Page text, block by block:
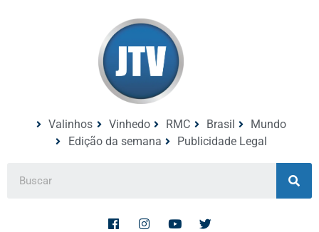
Valinhos Vinhedo RMC Brasil
Mundo
Edição da semana
Publicidade Legal